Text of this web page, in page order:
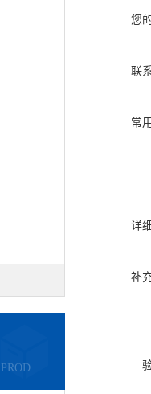
RECOMMENDED PRODUCTS
您
联
常
详
补